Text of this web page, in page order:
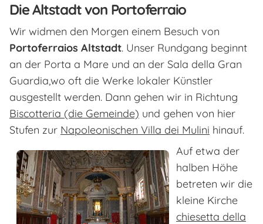
Die Altstadt von Portoferraio
Wir widmen den Morgen einem Besuch von
Portoferraios Altstadt. Unser Rundgang beginnt
an der Porta a Mare und an der Sala della Gran
Guardia,wo oft die Werke lokaler Künstler
ausgestellt werden. Dann gehen wir in Richtung
Biscotteria (die Gemeinde) und gehen von hier
Stufen zur Napoleonischen Villa dei Mulini hinauf.
Auf etwa der
halben Höhe
betreten wir die
kleine Kirche
chiesetta della